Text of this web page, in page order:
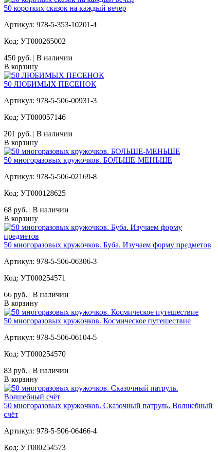
50 коротких сказок на каждый вечер
Артикул: 978-5-353-10201-4
Код: УТ000265002
450 руб. | В наличии
В корзину
50 ЛЮБИМЫХ ПЕСЕНОК
Артикул: 978-5-506-00931-3
Код: УТ000057146
201 руб. | В наличии
В корзину
50 многоразовых кружочков. БОЛЬШЕ-МЕНЬШЕ
Артикул: 978-5-506-02169-8
Код: УТ000128625
68 руб. | В наличии
В корзину
50 многоразовых кружочков. Буба. Изучаем форму предметов
Артикул: 978-5-506-06306-3
Код: УТ000254571
66 руб. | В наличии
В корзину
50 многоразовых кружочков. Космическое путешествие
Артикул: 978-5-506-06104-5
Код: УТ000254570
83 руб. | В наличии
В корзину
50 многоразовых кружочков. Сказочный патруль. Волшебный
счёт
Артикул: 978-5-506-06466-4
Код: УТ000254573